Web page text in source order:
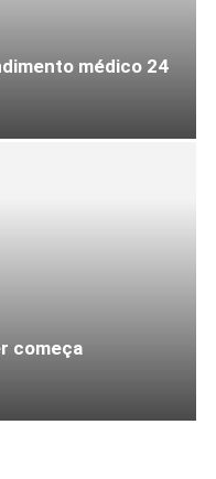
médico 24
começa